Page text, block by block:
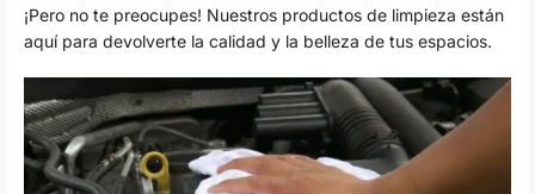
¡Pero no te preocupes! Nuestros productos de limpieza están
aquí para devolverte la calidad y la belleza de tus espacios.